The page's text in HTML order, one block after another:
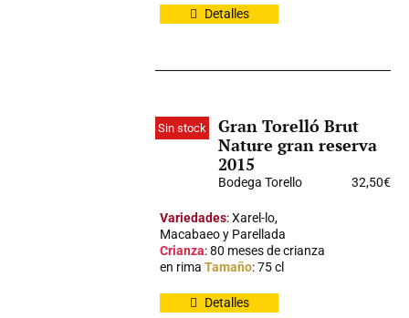
Detalles
Sin stock
Gran Torelló Brut
Nature gran reserva
2015
Bodega Torello 32,50€
Variedades: Xarel-lo,
Macabaeo y Parellada
Crianza: 80 meses de crianza
en rima Tamaño: 75 cl
Detalles